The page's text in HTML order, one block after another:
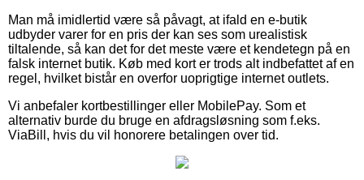
Man må imidlertid være så påvagt, at ifald en e-butik
udbyder varer for en pris der kan ses som urealistisk
tiltalende, så kan det for det meste være et kendetegn på en
falsk internet butik. Køb med kort er trods alt indbefattet af en
regel, hvilket bistår en overfor uoprigtige internet outlets.
Vi anbefaler kortbestillinger eller MobilePay. Som et
alternativ burde du bruge en afdragsløsning som f.eks.
ViaBill, hvis du vil honorere betalingen over tid.